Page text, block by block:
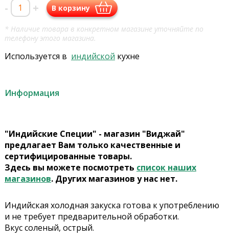
- + В корзину
* Наличие товара в конкретном магазине уточняйте по
телефону этого магазина.
Используется в индийской кухне
Информация
"Индийские Специи" - магазин "Виджай"
предлагает Вам только качественные и
сертифицированные товары.
Здесь вы можете посмотреть список наших
магазинов. Других магазинов у нас нет.
Индийская холодная закуска готова к употреблению
и не требует предварительной обработки.
Вкус соленый, острый.